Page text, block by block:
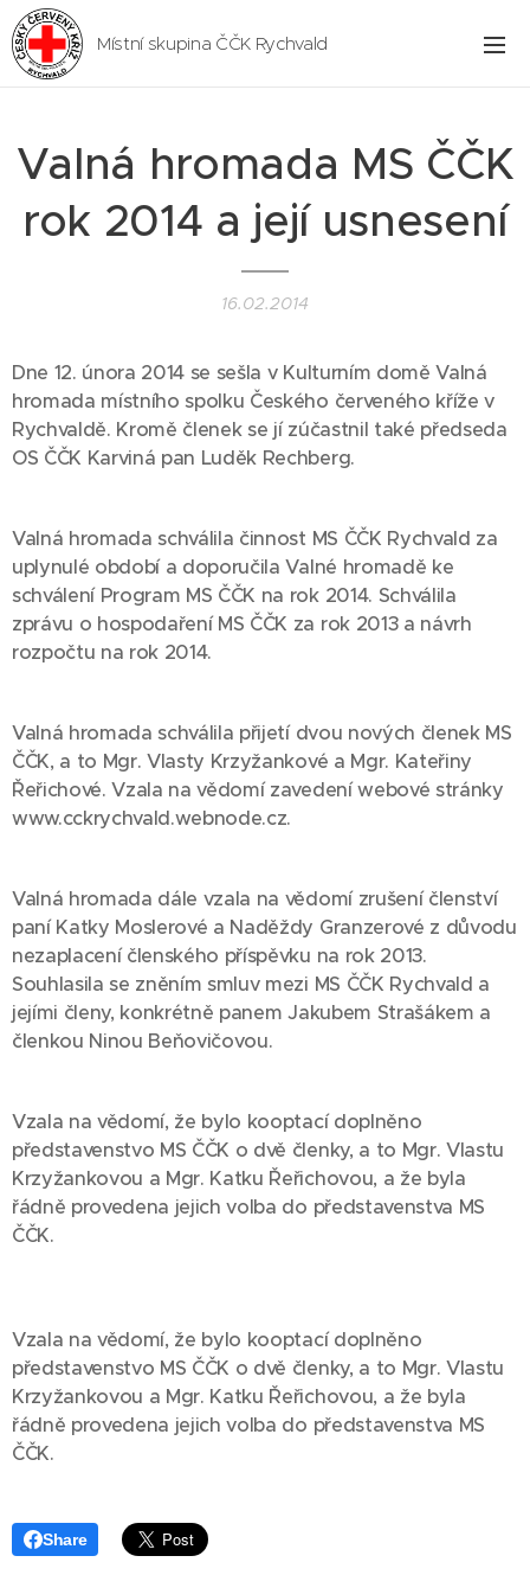
Místní skupina ČČK Rychvald
Valná hromada MS ČČK
rok 2014 a její usnesení
16.02.2014
Dne 12. února 2014 se sešla v Kulturním domě Valná
hromada místního spolku Českého červeného kříže v
Rychvaldě. Kromě členek se jí zúčastnil také předseda
OS ČČK Karviná pan Luděk Rechberg.
Valná hromada schválila činnost MS ČČK Rychvald za
uplynulé období a doporučila Valné hromadě ke
schválení Program MS ČČK na rok 2014. Schválila
zprávu o hospodaření MS ČČK za rok 2013 a návrh
rozpočtu na rok 2014.
Valná hromada schválila přijetí dvou nových členek MS
ČČK, a to Mgr. Vlasty Krzyžankové a Mgr. Kateřiny
Řeřichové. Vzala na vědomí zavedení webové stránky
www.cckrychvald.webnode.cz.
Valná hromada dále vzala na vědomí zrušení členství
paní Katky Moslerové a Naděždy Granzerové z důvodu
nezaplacení členského příspěvku na rok 2013.
Souhlasila se zněním smluv mezi MS ČČK Rychvald a
jejími členy, konkrétně panem Jakubem Strašákem a
členkou Ninou Beňovičovou.
Vzala na vědomí, že bylo kooptací doplněno
představenstvo MS ČČK o dvě členky, a to Mgr. Vlastu
Krzyžankovou a Mgr. Katku Řeřichovou, a že byla
řádně provedena jejich volba do představenstva MS
ČČK.
Vzala na vědomí, že bylo kooptací doplněno
představenstvo MS ČČK o dvě členky, a to Mgr. Vlastu
Krzyžankovou a Mgr. Katku Řeřichovou, a že byla
řádně provedena jejich volba do představenstva MS
ČČK.
Share